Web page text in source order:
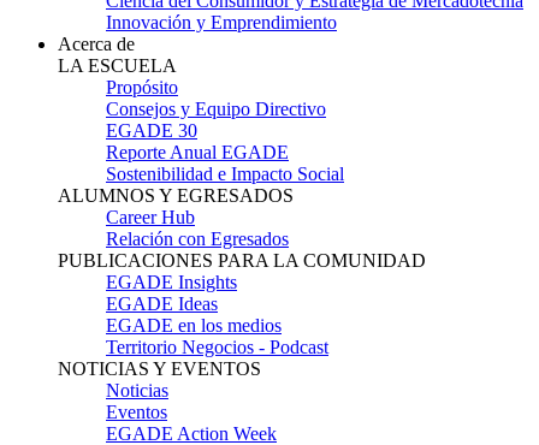
Innovación y Emprendimiento
Acerca de
LA ESCUELA
Propósito
Consejos y Equipo Directivo
EGADE 30
Reporte Anual EGADE
Sostenibilidad e Impacto Social
ALUMNOS Y EGRESADOS
Career Hub
Relación con Egresados
PUBLICACIONES PARA LA COMUNIDAD
EGADE Insights
EGADE Ideas
EGADE en los medios
Territorio Negocios - Podcast
NOTICIAS Y EVENTOS
Noticias
Eventos
EGADE Action Week